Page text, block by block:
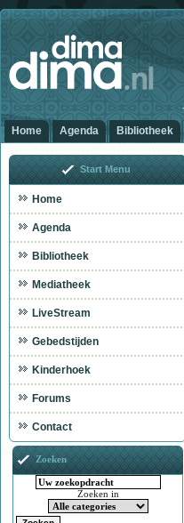
Home Agenda Bibliotheek
Start Menu
Home
Agenda
Bibliotheek
Mediatheek
LiveStream
Gebedstijden
Kinderhoek
Forums
Contact
Zoeken
Zoeken in